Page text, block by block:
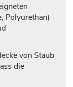
Polyurethan)
von Staub
die